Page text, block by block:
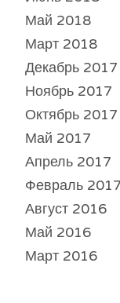
Май 2018
Март 2018
Декабрь 2017
Ноябрь 2017
Октябрь 2017
Май 2017
Апрель 2017
Февраль 2017
Август 2016
Май 2016
Март 2016